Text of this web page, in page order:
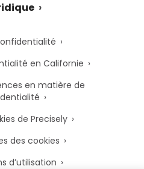
en Californie
en matière de
de Precisely
des cookies
d’utilisation